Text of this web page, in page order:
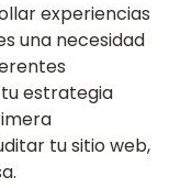
experiencias
una necesidad
estrategia
tu sitio web,